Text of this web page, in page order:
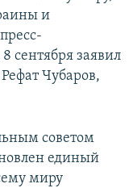
и
сентября заявил
Чубаров,
советом
единый
миру